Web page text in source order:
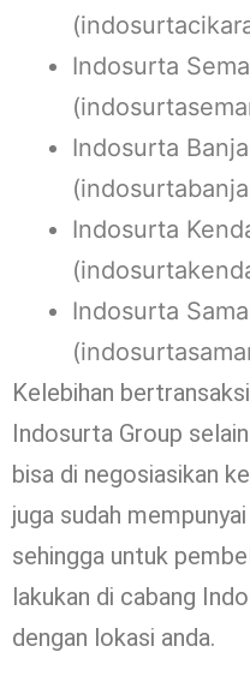
Indosurta
Indosurta
Indosurta
Indosurta
Kelebihan
Indosurta Group
bisa di negosiasikan
juga sudah
sehingga untuk
lakukan di cabang
dengan lokasi anda.